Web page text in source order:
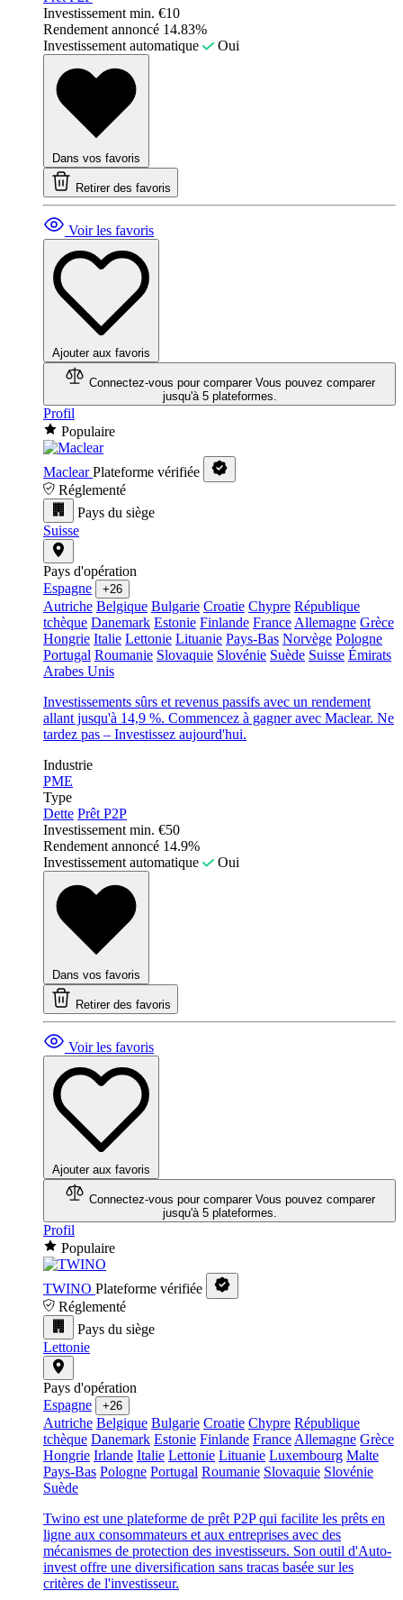
Investissement min. €10
Rendement annoncé 14.83%
Investissement automatique
Oui
Dans vos favoris
Retirer des favoris
Voir les favoris
Ajouter aux favoris
Connectez-vous pour comparer Vous pouvez comparer
jusqu'à 5 plateformes.
Profil
Populaire
Maclear Plateforme vérifiée
Réglementé
Pays du siège
Suisse
Pays d'opération
Espagne
+26
Autriche Belgique Bulgarie Croatie Chypre République
tchèque Danemark Estonie Finlande France Allemagne Grèce
Hongrie Italie Lettonie Lituanie Pays-Bas Norvège Pologne
Portugal Roumanie Slovaquie Slovénie Suède Suisse Émirats
Arabes Unis
Investissements sûrs et revenus passifs avec un rendement
allant jusqu'à 14,9 %. Commencez à gagner avec Maclear. Ne
tardez pas – Investissez aujourd'hui.
Industrie
PME
Type
Dette Prêt P2P
Investissement min. €50
Rendement annoncé 14.9%
Investissement automatique
Oui
Dans vos favoris
Retirer des favoris
Voir les favoris
Ajouter aux favoris
Connectez-vous pour comparer Vous pouvez comparer
jusqu'à 5 plateformes.
Profil
Populaire
TWINO Plateforme vérifiée
Réglementé
Pays du siège
Lettonie
Pays d'opération
Espagne
+26
Autriche Belgique Bulgarie Croatie Chypre République
tchèque Danemark Estonie Finlande France Allemagne Grèce
Hongrie Irlande Italie Lettonie Lituanie Luxembourg Malte
Pays-Bas Pologne Portugal Roumanie Slovaquie Slovénie
Suède
Twino est une plateforme de prêt P2P qui facilite les prêts en
ligne aux consommateurs et aux entreprises avec des
mécanismes de protection des investisseurs. Son outil d'Auto-
invest offre une diversification sans tracas basée sur les
critères de l'investisseur.